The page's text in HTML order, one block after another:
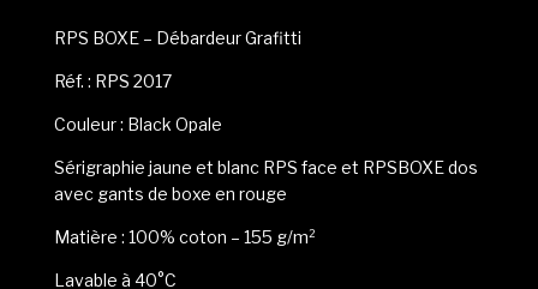
RPS BOXE – Débardeur Grafitti
Réf. : RPS 2017
Couleur : Black Opale
Sérigraphie jaune et blanc RPS face et RPSBOXE dos
avec gants de boxe en rouge
Matière : 100% coton – 155 g/m²
Lavable à 40°C